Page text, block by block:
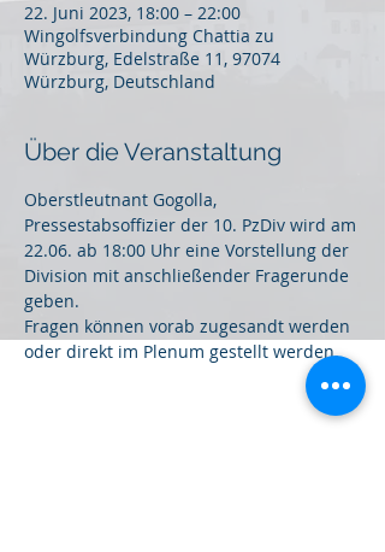
22. Juni 2023, 18:00 – 22:00
Wingolfsverbindung Chattia zu
Würzburg, Edelstraße 11, 97074
Würzburg, Deutschland
Über die Veranstaltung
Oberstleutnant Gogolla,
Pressestabsoffizier der 10. PzDiv wird am
22.06. ab 18:00 Uhr eine Vorstellung der
Division mit anschließender Fragerunde
geben.
Fragen können vorab zugesandt werden
oder direkt im Plenum gestellt werden.